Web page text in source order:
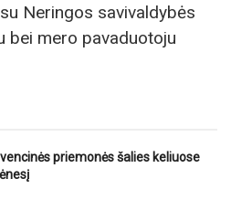
Neringos savivaldybės
bei mero pavaduotoju
priemonės šalies keliuose